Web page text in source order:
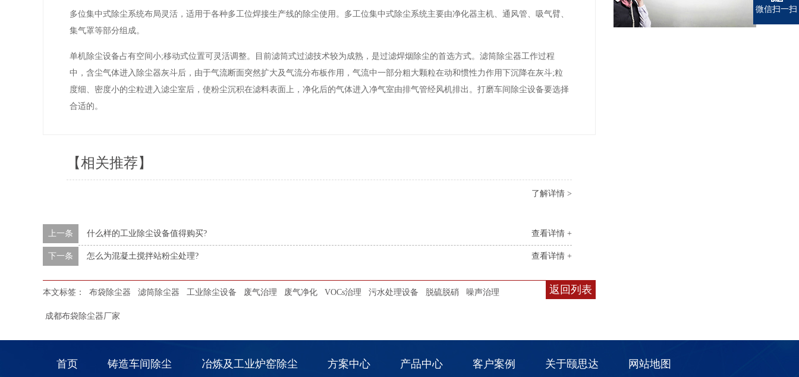
多位集中式除尘系统布局灵活，适用于各种多工位焊接生产线的除尘使用。多工位集中式除尘系统主要由净化器主机、通风管、吸气臂、
集气罩等部分组成。
单机除尘设备占有空间小;移动式位置可灵活调整。目前滤筒式过滤技术较为成熟，是过滤焊烟除尘的首选方式。滤筒除尘器工作过程
中，含尘气体进入除尘器灰斗后，由于气流断面突然扩大及气流分布板作用，气流中一部分粗大颗粒在动和惯性力作用下沉降在灰斗;粒
度细、密度小的尘粒进入滤尘室后，使粉尘沉积在滤料表面上，净化后的气体进入净气室由排气管经风机排出。打磨车间除尘设备要选择
合适的。
【相关推荐】
了解详情 >
查看详情 +
上一条 什么样的工业除尘设备值得购买?
查看详情 +
下一条 怎么为混凝土搅拌站粉尘处理?
返回列表
本文标签： 布袋除尘器 滤筒除尘器 工业除尘设备 废气治理 废气净化 VOCs治理 污水处理设备 脱硫脱硝 噪声治理
成都布袋除尘器厂家
首页 铸造车间除尘 冶炼及工业炉窑除尘 方案中心 产品中心 客户案例 关于颐思达 网站地图
微信扫一扫